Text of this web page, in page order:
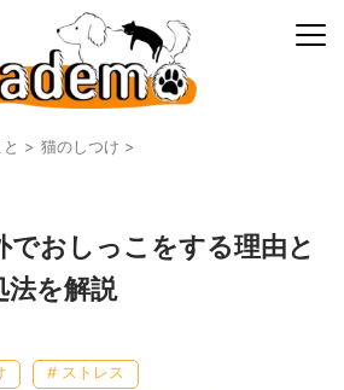
> 猫のしつけ >
でおしっこをする理由と
法を解説
# ストレス